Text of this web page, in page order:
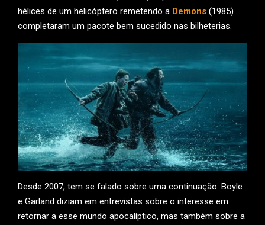
hélices de um helicóptero remetendo a Demons (1985)
completaram um pacote bem sucedido nas bilheterias.
Desde 2007, tem se falado sobre uma continuação. Boyle
e Garland diziam em entrevistas sobre o interesse em
retornar a esse mundo apocalíptico, mas também sobre a